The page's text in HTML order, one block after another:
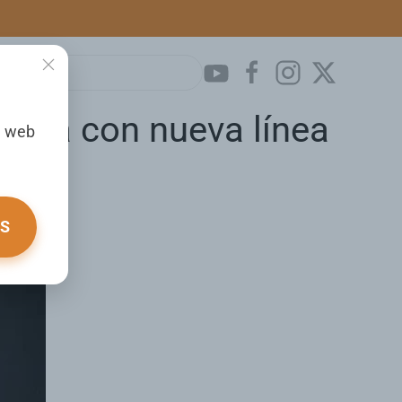
web
con nueva línea